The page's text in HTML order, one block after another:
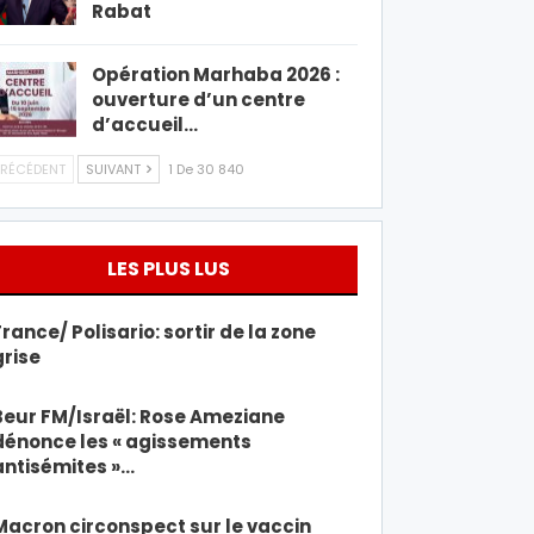
Rabat
Opération Marhaba 2026 :
ouverture d’un centre
d’accueil…
SUIVANT 1 De 30 840
LES PLUS LUS
Polisario: sortir de la zone
FM/Israël: Rose Ameziane
les « agissements
»…
circonspect sur le vaccin